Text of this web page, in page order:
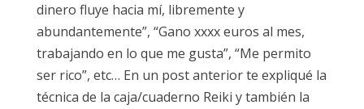
dinero fluye hacia mí, libremente y
abundantemente”, “Gano xxxx euros al mes,
trabajando en lo que me gusta”, “Me permito
ser rico”, etc… En un post anterior te expliqué la
técnica de la caja/cuaderno Reiki y también la